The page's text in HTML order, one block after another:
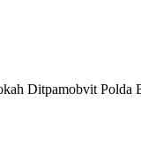
Ditpamobvit Polda